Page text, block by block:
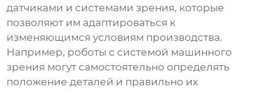
датчиками и системами зрения, которые
позволяют им адаптироваться к
изменяющимся условиям производства.
Например, роботы с системой машинного
зрения могут самостоятельно определять
положение деталей и правильно их